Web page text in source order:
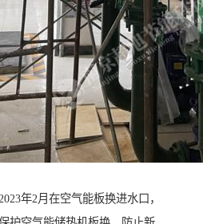
年2月在空气能板换进水口，